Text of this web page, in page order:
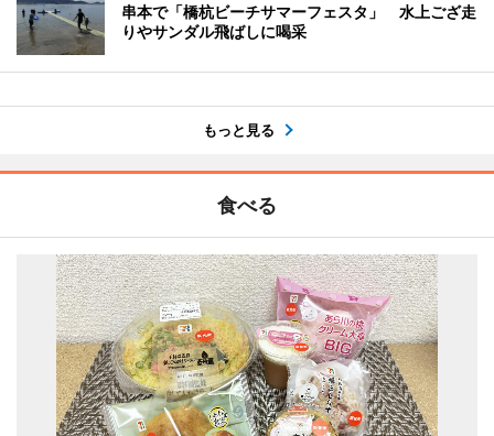
串本で「橋杭ビーチサマーフェスタ」 水上ござ走
りやサンダル飛ばしに喝采
もっと見る
食べる